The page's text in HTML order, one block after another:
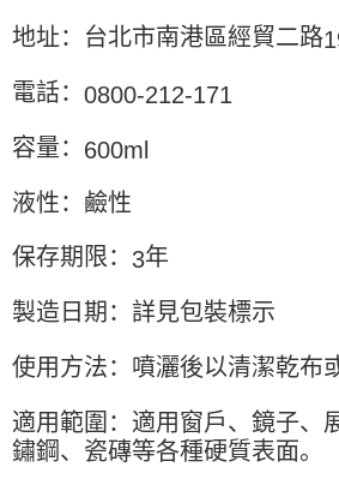
地址：台北市南港區經貿二路
電話： 0800-212-171
容量： 600ml
液性：鹼性
保存期限： 3年
製造日期：詳見包裝標示
使用方法：噴灑後以清潔乾布
適用範圍：適用窗戶、鏡子、
鏽鋼、瓷磚等各種硬質表面。